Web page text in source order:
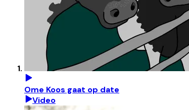
Ome Koos gaat op date
Video